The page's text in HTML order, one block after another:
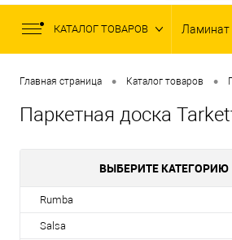
КАТАЛОГ ТОВАРОВ Ламинат
Главная страница • Каталог товаров •
Паркетная доска
ВЫБЕРИТЕ КАТЕГОРИЮ
Rumba
Salsa